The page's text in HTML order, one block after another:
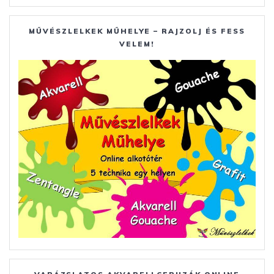
MŰVÉSZLELKEK MŰHELYE – RAJZOLJ ÉS FESS
VELEM!